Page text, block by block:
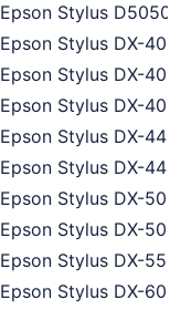
Epson Stylus D5050
Epson Stylus DX-400
Epson Stylus DX-
Epson Stylus DX-
Epson Stylus DX-
Epson Stylus DX-
Epson Stylus DX-
Epson Stylus DX-
Epson Stylus DX-
Epson Stylus DX-